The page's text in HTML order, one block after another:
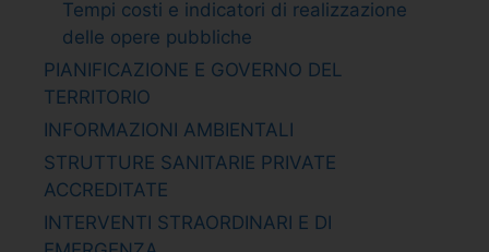
Tempi costi e indicatori di realizzazione
delle opere pubbliche
PIANIFICAZIONE E GOVERNO DEL
TERRITORIO
INFORMAZIONI AMBIENTALI
STRUTTURE SANITARIE PRIVATE
ACCREDITATE
INTERVENTI STRAORDINARI E DI